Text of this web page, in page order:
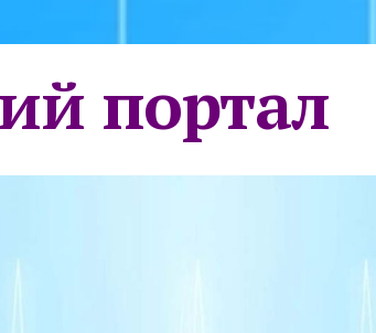
портал